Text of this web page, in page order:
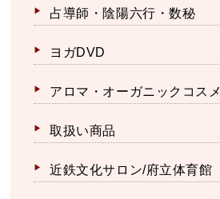
占導師・陰陽六行・数秘
ヨガDVD
アロマ・オーガニックコスメ
取扱い商品
近鉄文化サロン/府立体育館